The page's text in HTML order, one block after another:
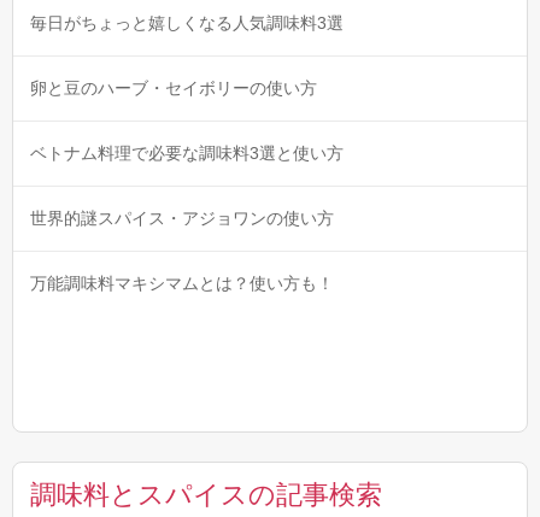
毎日がちょっと嬉しくなる人気調味料3選
卵と豆のハーブ・セイボリーの使い方
ベトナム料理で必要な調味料3選と使い方
世界的謎スパイス・アジョワンの使い方
万能調味料マキシマムとは？使い方も！
調味料とスパイスの記事検索